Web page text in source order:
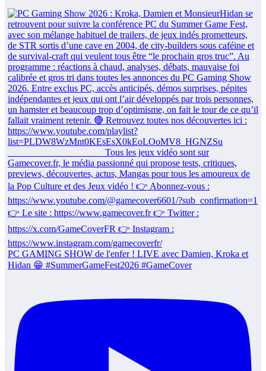
PC GAMING SHOW de l'enfer ! LIVE avec Damien, Kroka et
Hidan 😁 #SummerGameFest2026 #GameCover